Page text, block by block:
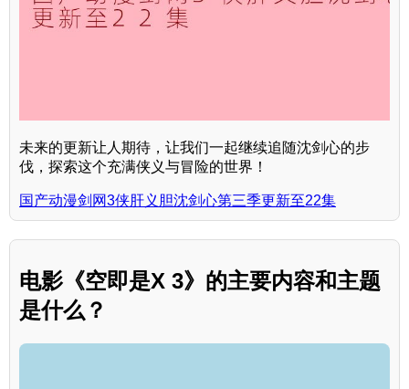
未来的更新让人期待，让我们一起继续追随沈剑心的步
伐，探索这个充满侠义与冒险的世界！
国产动漫剑网3侠肝义胆沈剑心第三季更新至22集
电影《空即是X 3》的主要内容和主题
是什么？